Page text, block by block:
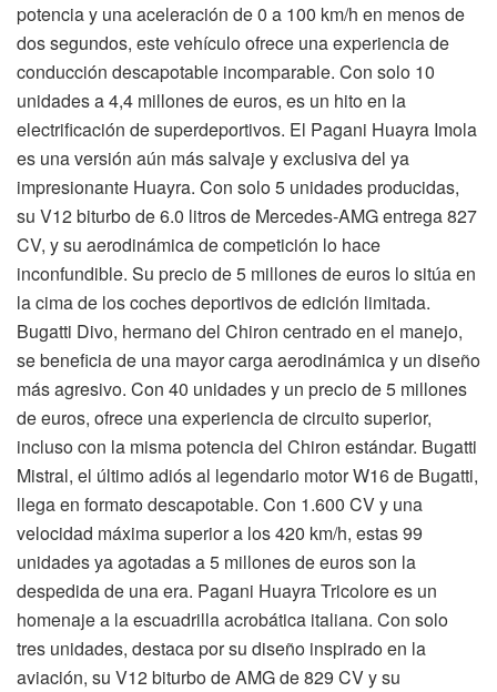
potencia y una aceleración de 0 a 100 km/h en menos de
dos segundos, este vehículo ofrece una experiencia de
conducción descapotable incomparable. Con solo 10
unidades a 4,4 millones de euros, es un hito en la
electrificación de superdeportivos. El Pagani Huayra Imola
es una versión aún más salvaje y exclusiva del ya
impresionante Huayra. Con solo 5 unidades producidas,
su V12 biturbo de 6.0 litros de Mercedes-AMG entrega 827
CV, y su aerodinámica de competición lo hace
inconfundible. Su precio de 5 millones de euros lo sitúa en
la cima de los coches deportivos de edición limitada.
Bugatti Divo, hermano del Chiron centrado en el manejo,
se beneficia de una mayor carga aerodinámica y un diseño
más agresivo. Con 40 unidades y un precio de 5 millones
de euros, ofrece una experiencia de circuito superior,
incluso con la misma potencia del Chiron estándar. Bugatti
Mistral, el último adiós al legendario motor W16 de Bugatti,
llega en formato descapotable. Con 1.600 CV y una
velocidad máxima superior a los 420 km/h, estas 99
unidades ya agotadas a 5 millones de euros son la
despedida de una era. Pagani Huayra Tricolore es un
homenaje a la escuadrilla acrobática italiana. Con solo
tres unidades, destaca por su diseño inspirado en la
aviación, su V12 biturbo de AMG de 829 CV y su